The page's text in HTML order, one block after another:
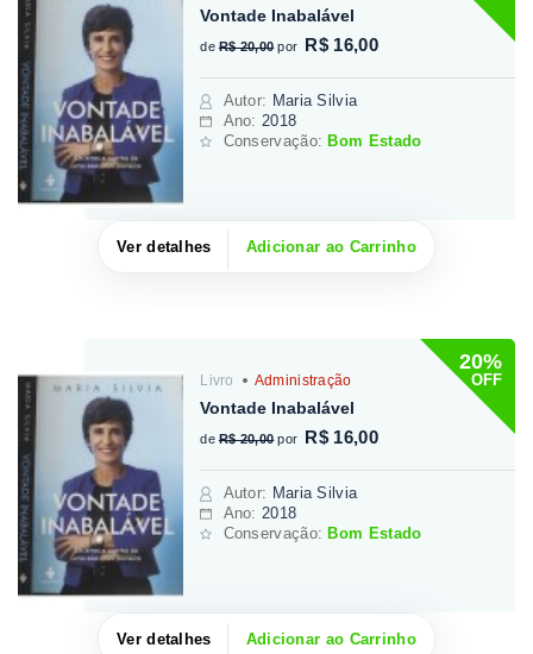
Vontade Inabalável
de R$ 20,00 por R$ 16,00
Autor: Maria Silvia
Ano: 2018
Conservação:Bom Estado
Ver detalhes Adicionar ao Carrinho
20%
OFF
Livro Administração
Vontade Inabalável
de R$ 20,00 por R$ 16,00
Autor: Maria Silvia
Ano: 2018
Conservação: Bom Estado
Ver detalhes Adicionar ao Carrinho